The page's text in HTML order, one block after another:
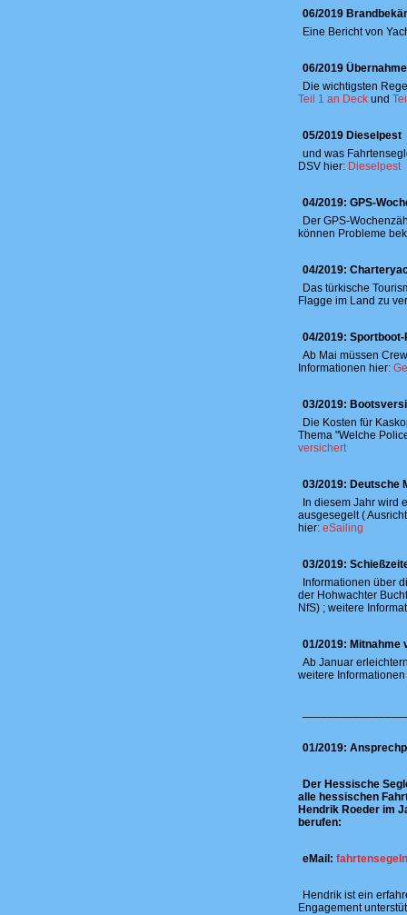
06/2019
Eine Bericht von
06/2019
Die wichtigsten
Teil 1 an Deck und
05/2019 Dieselpest
und was
DSV hier: Dieselpest
04/2019: GPS-
Der GPS-
können Probleme
04/2019:
Das türkische
Flagge im Land zu
04/2019:
Ab Mai müssen
Informationen hier:
03/2019:
Die Kosten für
Thema "Welche
versichert
03/2019: Deutsche
In diesem Jahr wird
ausgesegelt (
hier: eSailing
03/2019:
Informationen über
der Hohwachter
NfS) ; weitere
01/2019: Mitnahme
Ab Januar
weitere
01/2019:
Der Hessische
alle hessischen
Hendrik Roeder im
berufen:
eMail:
Hendrik ist ein
Engagement